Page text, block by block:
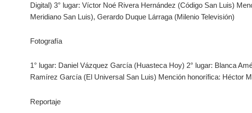
Digital) 3° lugar: Víctor Noé Rivera Hernández (Código San Luis)
Meridiano San Luis), Gerardo Duque Lárraga (Milenio Televisión)
Fotografía
1° lugar: Daniel Vázquez García (Huasteca Hoy) 2° lugar: Blanca
Ramírez García (El Universal San Luis) Mención honorífica: Héctor
Reportaje